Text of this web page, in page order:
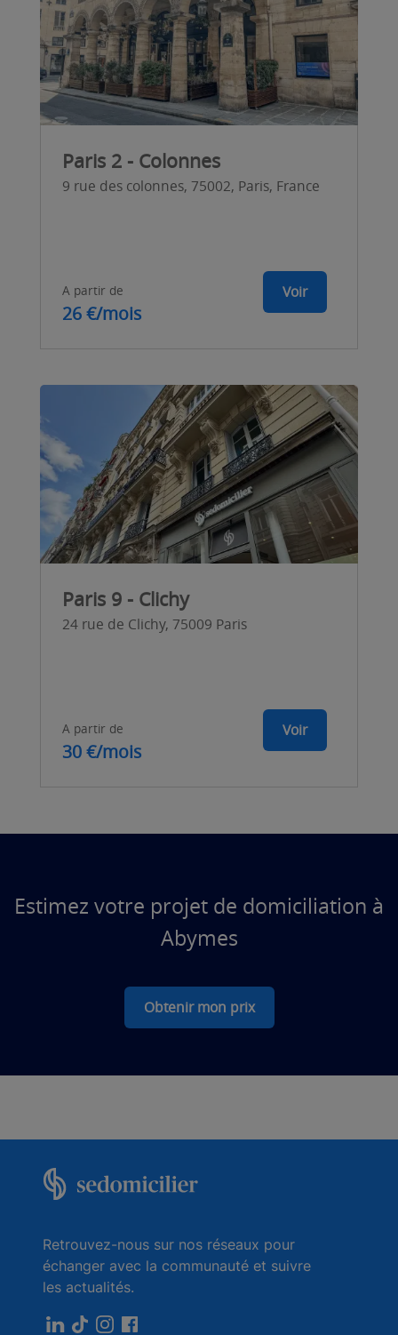
Paris 2 - Colonnes
9 rue des colonnes, 75002, Paris, France
A partir de
26 €/mois
Voir
Paris 9 - Clichy
24 rue de Clichy, 75009 Paris
A partir de
30 €/mois
Voir
Estimez votre projet de domiciliation à
Abymes
Obtenir mon prix
Retrouvez-nous sur nos réseaux pour
échanger avec la communauté et suivre
les actualités.